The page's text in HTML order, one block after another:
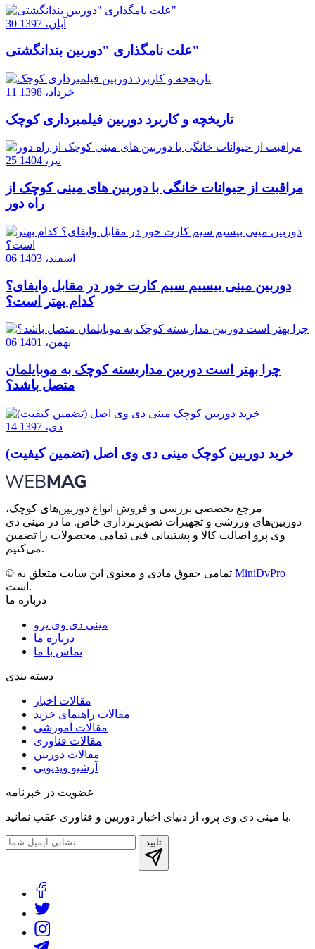
30 آبان، 1397
علت نامگذاری "دوربین بندانگشتی"
11 خرداد، 1398
تاریخچه و کاربرد دوربین فیلمبرداری کوچک
25 تیر، 1404
مراقبت از حیوانات خانگی با دوربین های مینی کوچک از
راه دور
06 اسفند، 1403
دوربین مینی بیسیم سیم کارت خور در مقابل وایفای؟
کدام بهتر است؟
06 بهمن، 1401
چرا بهتر است دوربین مداربسته کوچک به موبایلمان
متصل باشد؟
14 دی، 1397
خرید دوربین کوچک مینی دی وی اصل (تضمین کیفیت)
مرجع تخصصی بررسی و فروش انواع دوربین‌های کوچک،
دوربین‌های ورزشی و تجهیزات تصویربرداری خاص. ما در مینی دی
وی پرو اصالت کالا و پشتیبانی فنی تمامی محصولات را تضمین
می‌کنیم.
MiniDvPro
است.
درباره ما
مینی دی وی پرو
درباره ما
تماس با ما
دسته بندی
مقالات اخبار
مقالات راهنمای خرید
مقالات آموزشی
مقالات فناوری
مقالات دوربین
آرشیو ویدیویی
عضویت در خبرنامه
با مینی دی وی پرو، از دنیای اخبار دوربین‌ و فناوری عقب نمانید.
تایید